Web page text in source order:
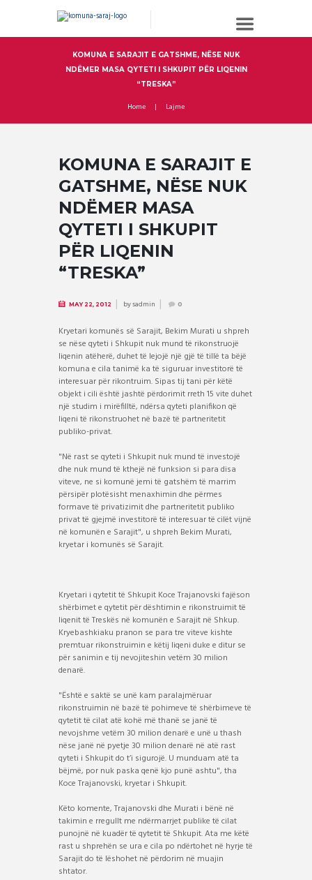
KOMUNA E SARAJIT E GATSHME, NËSE NUK
NDËMER MASA QYTETI I SHKUPIT PËR LIQENIN
“TRESKA”
Home Lajme
KOMUNA E SARAJIT E
GATSHME, NËSE NUK
NDËMER MASA
QYTETI I SHKUPIT
PËR LIQENIN
“TRESKA”
MAY 22, 2012 bysadmin 0
Kryetari komunës së Sarajit, Bekim Murati u shpreh
se nëse qyteti i Shkupit nuk mund të rikonstruojë
liqenin atëherë, duhet të lejojë një gjë të tillë ta bëjë
komuna e cila tanimë ka të siguruar investitorë të
interesuar për rikontruim. Sipas tij tani për këtë
objekt i cili është jashtë përdorimit rreth 15 vite duhet
një studim i mirëfilltë, ndërsa qyteti planifikon që
liqeni të rikonstruohet në bazë të partneritetit
publiko-privat.
"Në rast se qyteti i Shkupit nuk mund të investojë
dhe nuk mund të kthejë në funksion si para disa
viteve, ne si komunë jemi të gatshëm të marrim
përsipër plotësisht menaxhimin dhe përmes
formave të privatizimit dhe partneritetit publiko
privat të gjejmë investitorë të interesuar të cilët vijnë
në komunën e Sarajit", u shpreh Bekim Murati,
kryetar i komunës së Sarajit.
Kryetari i qytetit të Shkupit Koce Trajanovski fajëson
shërbimet e qytetit për dështimin e rikonstruimit të
liqenit të Treskës në komunën e Sarajit në Shkup.
Kryebashkiaku pranon se para tre viteve kishte
premtuar rikonstruimin e këtij liqeni duke e ditur se
për sanimin e tij nevojiteshin vetëm 30 milion
denarë.
"Është e saktë se unë kam paralajmëruar
rikonstruimin në bazë të pohimeve të shërbimeve të
qytetit të cilat atë kohë më thanë se janë të
nevojshme vetëm 30 milion denarë e unë u thash
nëse janë në pyetje 30 milion denarë në atë rast
qyteti i Shkupit do t’i sigurojë. U munduam atë ta
bëjmë, por nuk paska qenë kjo punë ashtu", tha
Koce Trajanovski, kryetar i Shkupit.
Këto komente, Trajanovski dhe Murati i bënë në
takimin e rregullt me ndërmarrjet publike të cilat
punojnë në kuadër të qytetit të Shkupit. Ata me këtë
rast u shprehën se ura e cila po ndërtohet në hyrje të
Sarajit do të lëshohet në përdorim në muajin
shtator.